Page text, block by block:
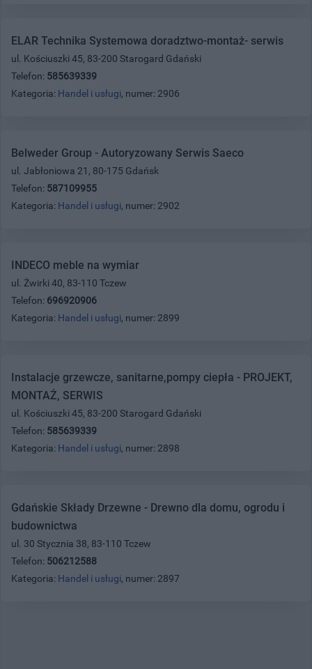
ELAR Technika Systemowa doradztwo-montaż- serwis
ul. Kościuszki 45, 83-200 Starogard Gdański
Telefon: 585639339
Kategoria: Handel i usługi, numer: 2906
Belweder Group - Autoryzowany Serwis Saeco
ul. Jabłoniowa 21, 80-175 Gdańsk
Telefon: 587109955
Kategoria: Handel i usługi, numer: 2902
INDECO meble na wymiar
ul. Żwirki 40, 83-110 Tczew
Telefon: 696920906
Kategoria: Handel i usługi, numer: 2899
Instalacje grzewcze, sanitarne,pompy ciepła - PROJEKT,
MONTAŻ, SERWIS
ul. Kościuszki 45, 83-200 Starogard Gdański
Telefon: 585639339
Kategoria: Handel i usługi, numer: 2898
Gdańskie Składy Drzewne - Drewno dla domu, ogrodu i
budownictwa
ul. 30 Stycznia 38, 83-110 Tczew
Telefon: 506212588
Kategoria: Handel i usługi, numer: 2897